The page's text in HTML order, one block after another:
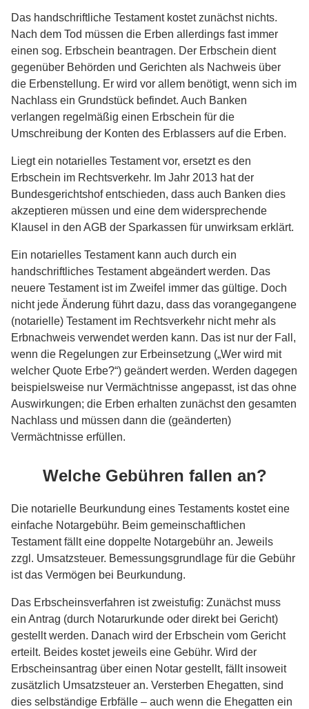
Das handschriftliche Testament kostet zunächst nichts.
Nach dem Tod müssen die Erben allerdings fast immer
einen sog. Erbschein beantragen. Der Erbschein dient
gegenüber Behörden und Gerichten als Nachweis über
die Erbenstellung. Er wird vor allem benötigt, wenn sich im
Nachlass ein Grundstück befindet. Auch Banken
verlangen regelmäßig einen Erbschein für die
Umschreibung der Konten des Erblassers auf die Erben.
Liegt ein notarielles Testament vor, ersetzt es den
Erbschein im Rechtsverkehr. Im Jahr 2013 hat der
Bundesgerichtshof entschieden, dass auch Banken dies
akzeptieren müssen und eine dem widersprechende
Klausel in den AGB der Sparkassen für unwirksam erklärt.
Ein notarielles Testament kann auch durch ein
handschriftliches Testament abgeändert werden. Das
neuere Testament ist im Zweifel immer das gültige. Doch
nicht jede Änderung führt dazu, dass das vorangegangene
(notarielle) Testament im Rechtsverkehr nicht mehr als
Erbnachweis verwendet werden kann. Das ist nur der Fall,
wenn die Regelungen zur Erbeinsetzung („Wer wird mit
welcher Quote Erbe?“) geändert werden. Werden dagegen
beispielsweise nur Vermächtnisse angepasst, ist das ohne
Auswirkungen; die Erben erhalten zunächst den gesamten
Nachlass und müssen dann die (geänderten)
Vermächtnisse erfüllen.
Welche Gebühren fallen an?
Die notarielle Beurkundung eines Testaments kostet eine
einfache Notargebühr. Beim gemeinschaftlichen
Testament fällt eine doppelte Notargebühr an. Jeweils
zzgl. Umsatzsteuer. Bemessungsgrundlage für die Gebühr
ist das Vermögen bei Beurkundung.
Das Erbscheinsverfahren ist zweistufig: Zunächst muss
ein Antrag (durch Notarurkunde oder direkt bei Gericht)
gestellt werden. Danach wird der Erbschein vom Gericht
erteilt. Beides kostet jeweils eine Gebühr. Wird der
Erbscheinsantrag über einen Notar gestellt, fällt insoweit
zusätzlich Umsatzsteuer an. Versterben Ehegatten, sind
dies selbständige Erbfälle – auch wenn die Ehegatten ein